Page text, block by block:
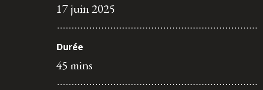
17 juin 2025
Durée
45 mins